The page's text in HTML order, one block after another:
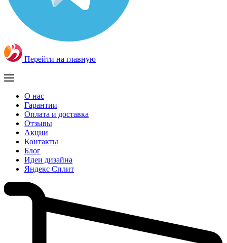
Перейти на главную
О нас
Гарантии
Оплата и доставка
Отзывы
Акции
Контакты
Блог
Идеи дизайна
Яндекс Сплит